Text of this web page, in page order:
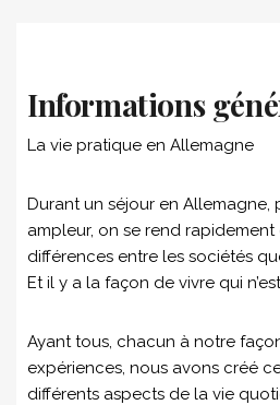
Informations
La vie pratique en Allemagne
Durant un séjour en Allemagne,
ampleur, on se rend
différences entre les sociétés
Et il y a la façon de vivre qui
Ayant tous, chacun à notre
expériences, nous avons créé
différents aspects de la vie